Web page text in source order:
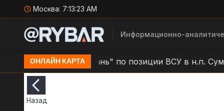
Москва: 7:13:23 AM
Информационно-
ОНЛАЙН КАРТА
Удар БЛА "Герань" по позиции ВСУ в н.п. Сумы
Назад